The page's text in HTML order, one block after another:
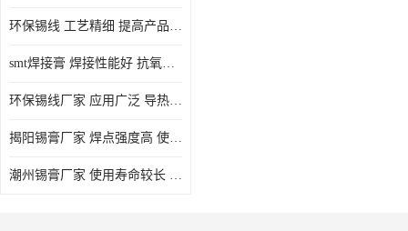
环保锡线 工艺精细 提高产品质量
smt焊接膏 焊接性能好 抗氧化性能好 焊接温度低
环保锡线厂家 应用广泛 导热性能好
揭阳锡膏厂家 焊点强度高 使用寿命较长
潮州锡膏厂家 使用寿命较长 电气性能稳定